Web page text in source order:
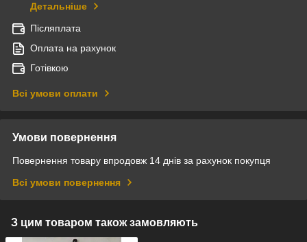
Детальніше
Післяплата
Оплата на рахунок
Готівкою
Всі умови оплати
Умови повернення
Повернення товару впродовж 14 днів за рахунок покупця
Всі умови повернення
З цим товаром також замовляють